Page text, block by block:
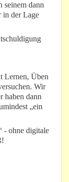
seinem dann
in der Lage
Lernen, Üben
Wir
haben dann
„ein
- ohne digitale